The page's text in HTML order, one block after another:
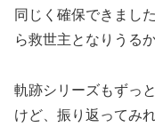
同じく確保できまし
ら救世主となりうる
軌跡シリーズもずっ
けど、振り返ってみ